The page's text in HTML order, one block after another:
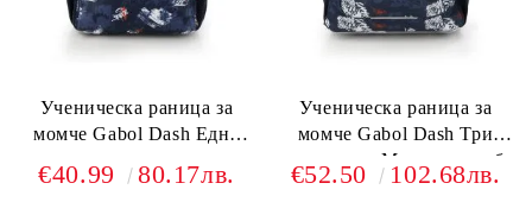
Ученическа раница за
момче Gabol Dash Едно
полиестерен гръб
€40.99 80.17лв.
Ученическа раница за
момче Gabol Dash Три
отделения Мрежест гръб
€52.50 102.68лв.